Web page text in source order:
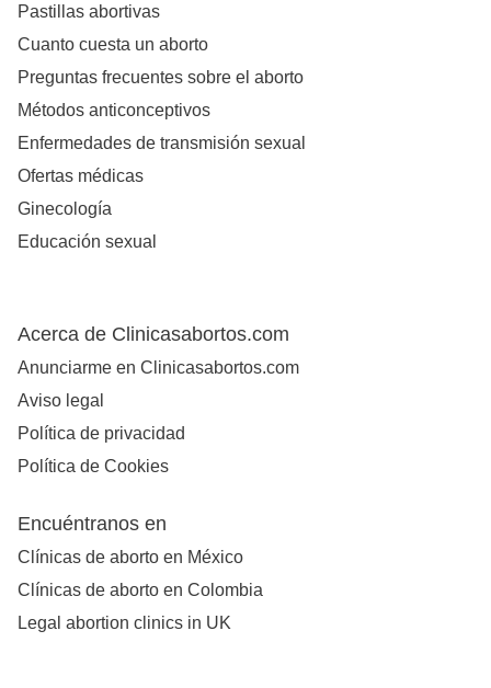
Pastillas abortivas
Cuanto cuesta un aborto
Preguntas frecuentes sobre el aborto
Métodos anticonceptivos
Enfermedades de transmisión sexual
Ofertas médicas
Ginecología
Educación sexual
Acerca de Clinicasabortos.com
Anunciarme en Clinicasabortos.com
Aviso legal
Política de privacidad
Política de Cookies
Encuéntranos en
Clínicas de aborto en México
Clínicas de aborto en Colombia
Legal abortion clinics in UK